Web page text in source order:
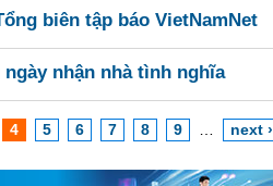
biên tập báo VietNamNet
nhận nhà tình nghĩa
4 5 6 7 8 9 next ›